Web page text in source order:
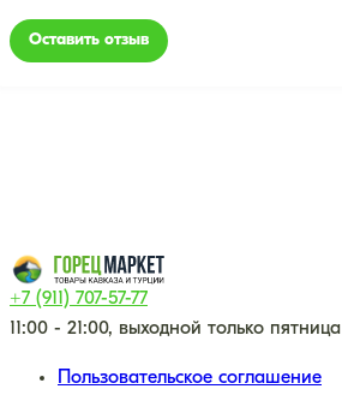
Оставить отзыв
+7 (911) 707-57-77
11:00 - 21:00, выходной только пятница
Пользовательское соглашение